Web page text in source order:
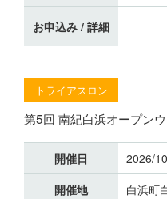
お申込み / 詳細
トライアスロン
第5回 南紀白浜オープン
開催日
2026/
開催地
白浜町